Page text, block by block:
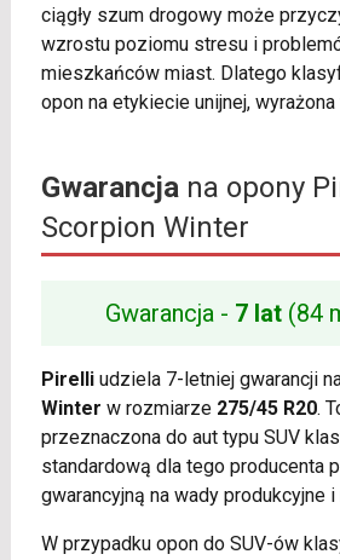
ciągły szum drogowy może
wzrostu poziomu stresu i
mieszkańców miast. Dlatego
opon na etykiecie unijnej, wyrażona
Gwarancjana opony
Scorpion Winter
Gwarancja - 7 lat (84
Pirelliudziela 7-letniej gwarancji
Winter w rozmiarze 275/45 R20.
przeznaczona do aut typu SUV
standardową dla tego producenta
gwarancyjną na wady produkcyjne i
W przypadku opon do SUV-ów